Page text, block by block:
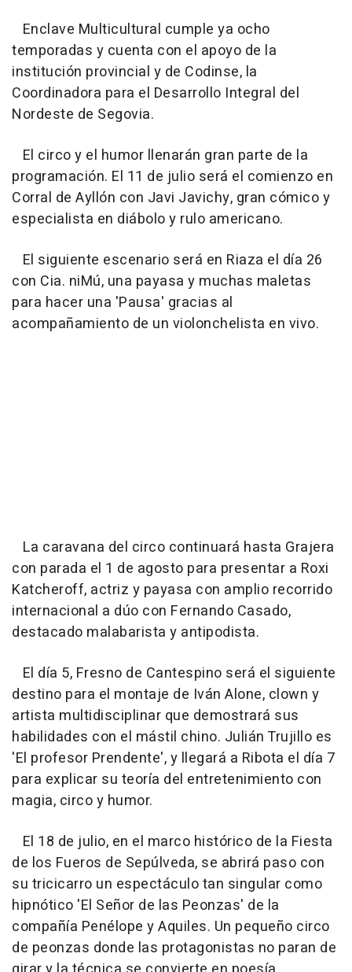
Enclave Multicultural cumple ya ocho
temporadas y cuenta con el apoyo de la
institución provincial y de Codinse, la
Coordinadora para el Desarrollo Integral del
Nordeste de Segovia.
El circo y el humor llenarán gran parte de la
programación. El 11 de julio será el comienzo en
Corral de Ayllón con Javi Javichy, gran cómico y
especialista en diábolo y rulo americano.
El siguiente escenario será en Riaza el día 26
con Cia. niMú, una payasa y muchas maletas
para hacer una 'Pausa' gracias al
acompañamiento de un violonchelista en vivo.
La caravana del circo continuará hasta Grajera
con parada el 1 de agosto para presentar a Roxi
Katcheroff, actriz y payasa con amplio recorrido
internacional a dúo con Fernando Casado,
destacado malabarista y antipodista.
El día 5, Fresno de Cantespino será el siguiente
destino para el montaje de Iván Alone, clown y
artista multidisciplinar que demostrará sus
habilidades con el mástil chino. Julián Trujillo es
'El profesor Prendente', y llegará a Ribota el día 7
para explicar su teoría del entretenimiento con
magia, circo y humor.
El 18 de julio, en el marco histórico de la Fiesta
de los Fueros de Sepúlveda, se abrirá paso con
su tricicarro un espectáculo tan singular como
hipnótico 'El Señor de las Peonzas' de la
compañía Penélope y Aquiles. Un pequeño circo
de peonzas donde las protagonistas no paran de